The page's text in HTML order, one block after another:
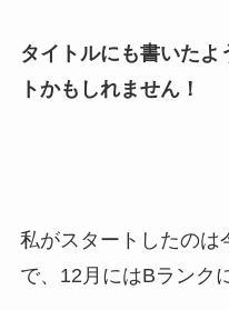
タイトルにも書いた
トかもしれません！
私がスタートしたのは
で、12月にはBランク